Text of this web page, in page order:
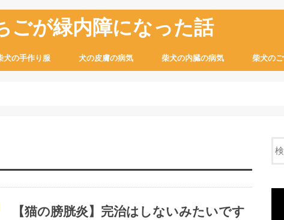
ごが緑内障になった話
犬の手作り服 犬の皮膚の病気 柴犬の内臓の病気 柴犬の
【猫の膀胱炎】完治はしないみたいです